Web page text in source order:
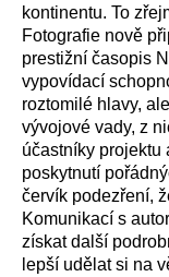
kontinentu. To
Fotografie nově
prestižní časopis
vypovídací
roztomilé hlavy,
vývojové vady, z
účastníky projektu
poskytnutí
červík podezření,
Komunikací s
získat další
lepší udělat si na